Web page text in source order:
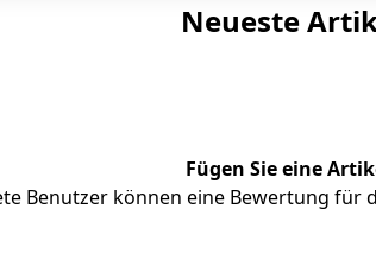
Neueste
Fügen Sie eine
Benutzer können eine Bewertung für